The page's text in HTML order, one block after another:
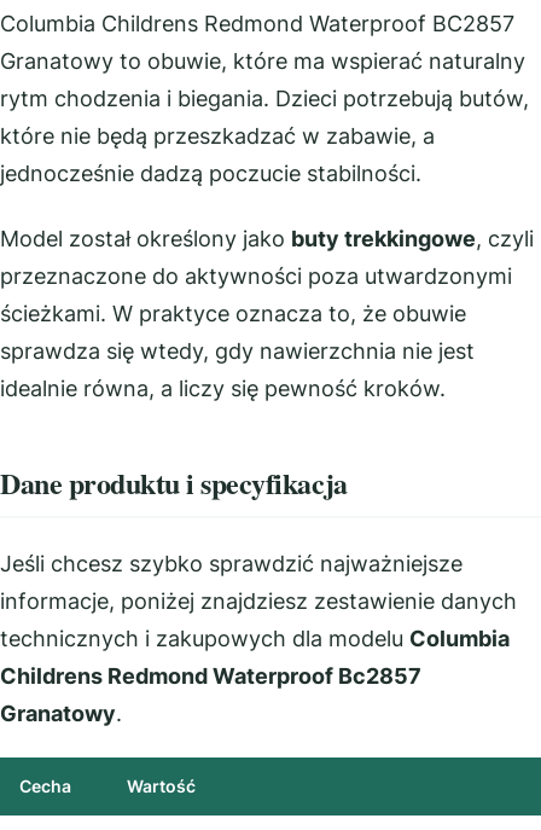
Columbia Childrens Redmond Waterproof BC2857
Granatowy to obuwie, które ma wspierać naturalny
rytm chodzenia i biegania. Dzieci potrzebują butów,
które nie będą przeszkadzać w zabawie, a
jednocześnie dadzą poczucie stabilności.
Model został określony jako buty trekkingowe, czyli
przeznaczone do aktywności poza utwardzonymi
ścieżkami. W praktyce oznacza to, że obuwie
sprawdza się wtedy, gdy nawierzchnia nie jest
idealnie równa, a liczy się pewność kroków.
Dane produktu i specyfikacja
Jeśli chcesz szybko sprawdzić najważniejsze
informacje, poniżej znajdziesz zestawienie danych
technicznych i zakupowych dla modelu Columbia
Childrens Redmond Waterproof Bc2857
Granatowy.
Cecha Wartość